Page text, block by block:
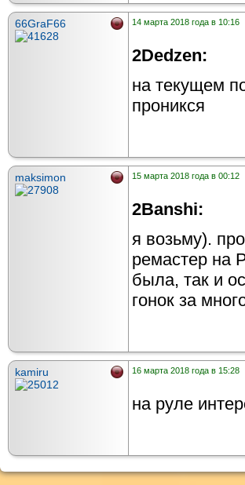
66GraF66 14 марта 2018 года в 10:16
2Dedzen:
на текущем
проникся
maksimon 15 марта 2018 года в 00:12
2Banshi:
я возьму).
ремастер на
была, так и
гонок за
kamiru 16 марта 2018 года в 15:28
на руле